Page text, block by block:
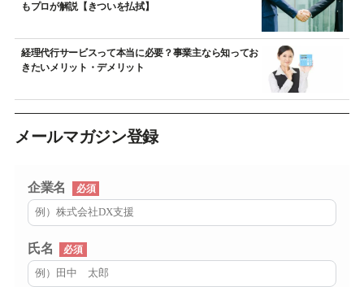
もプロが解説【きついを払拭】
経理代行サービスって本当に必要？事業主なら知ってお
きたいメリット・デメリット
メールマガジン登録
企業名 必須
氏名 必須